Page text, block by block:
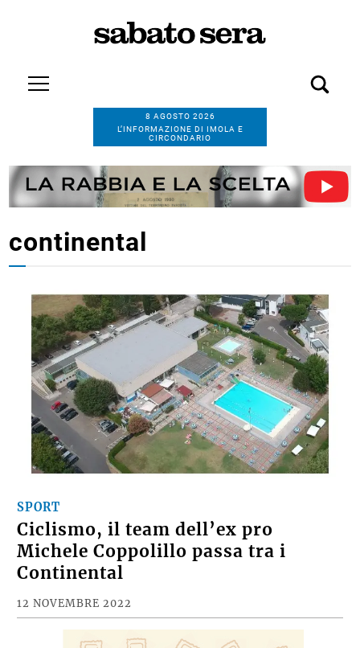
8 AGOSTO 2026
L’INFORMAZIONE DI IMOLA E
CIRCONDARIO
continental
SPORT
Ciclismo, il team dell’ex pro
Michele Coppolillo passa tra i
Continental
12 NOVEMBRE 2022